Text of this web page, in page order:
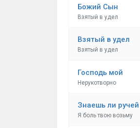
Божий Сын
Взятый в удел
Взятый в удел
Взятый в удел
Господь мой
Нерукотворно
Знаешь ли ручей
Я боль твою возьму